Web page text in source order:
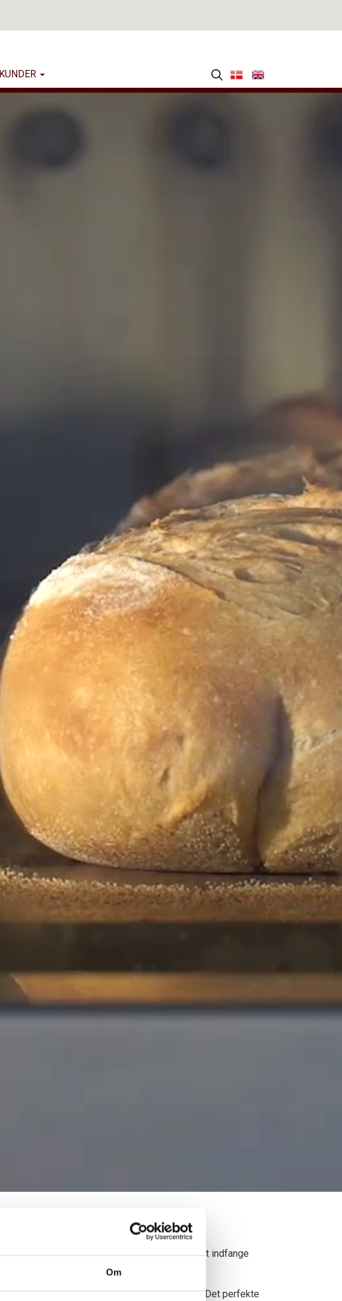
Om
til netop dit behov! Med stort engagement i at indfange
med dig på.
vores erfarne og passionerede specialister. Det perfekte